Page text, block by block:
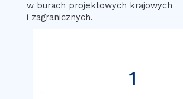
w burach projektowych krajowych
i zagranicznych.
1